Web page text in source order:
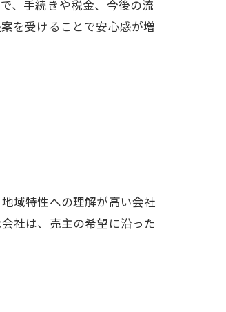
、手続きや税金、今後の流
を受けることで安心感が増
域特性への理解が高い会社
社は、売主の希望に沿った